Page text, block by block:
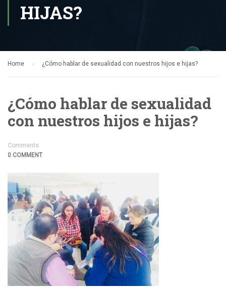
HIJAS?
Home ¿Cómo hablar de sexualidad con nuestros hijos e hijas?
¿Cómo hablar de sexualidad
con nuestros hijos e hijas?
Comments
0 COMMENT